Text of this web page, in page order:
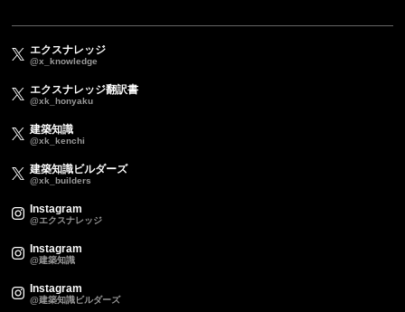
エクスナレッジ
@x_knowledge
エクスナレッジ翻訳書
@xk_honyaku
建築知識
@xk_kenchi
建築知識ビルダーズ
@xk_builders
Instagram
@エクスナレッジ
Instagram
@建築知識
Instagram
@建築知識ビルダーズ